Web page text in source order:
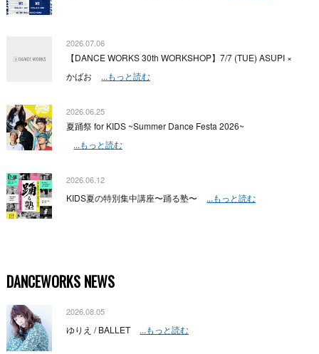
2026.07.06
【DANCE WORKS 30th WORKSHOP】7/7 (TUE) ASUPI ×
かばお
...もっと読む
2026.06.25
夏踊祭 for KIDS ~Summer Dance Festa 2026~
...もっと読む
2026.06.12
KIDS夏の特別集中講座〜踊る塾〜 ...もっと読む
DANCEWORKS NEWS
2026.08.05
ゆりえ / BALLET ...もっと読む